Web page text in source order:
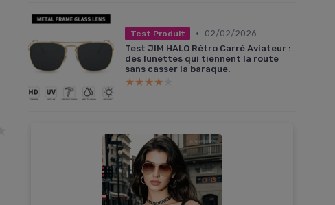
Test Produit •
02/02/2026
Test JIM HALO Rétro Carré Aviateur :
des lunettes qui tiennent la route
sans casser la baraque.
★★★★★
★★★★★